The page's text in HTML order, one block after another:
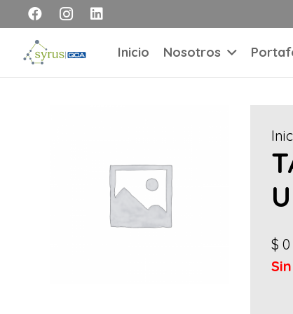
Inicio Nosotros
$ 0